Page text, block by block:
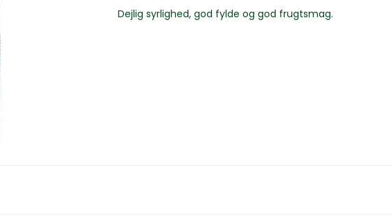
Dejlig syrlighed, god fylde og god frugtsmag.